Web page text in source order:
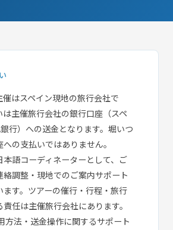
催はスペイン現地の旅行会社で
は主催旅行会社の銀行口座（スペ
行）への送金となります。堀いつ
への支払いではありません。
本語コーディネーターとして、ご
絡調整・現地でのご案内サポート
ます。ツアーの催行・行程・旅行
任は主催旅行会社にあります。
方法・送金操作に関するサポート